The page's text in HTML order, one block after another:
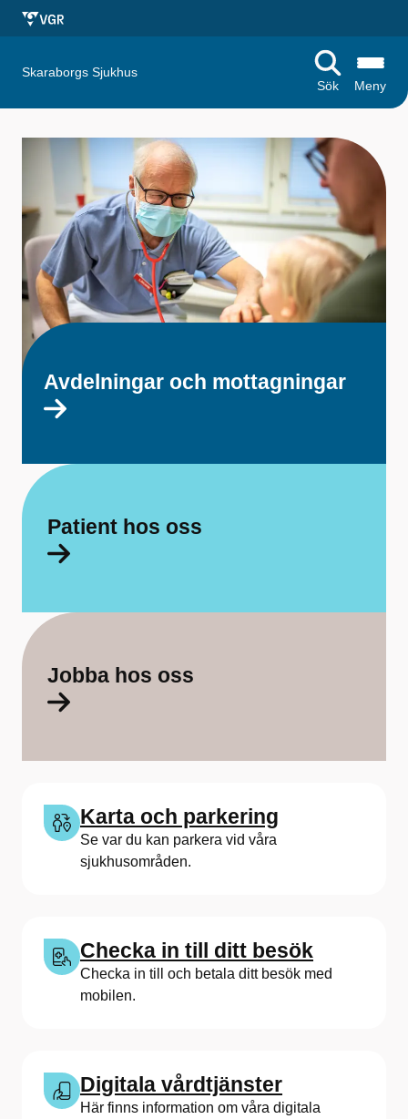
Skaraborgs Sjukhus
Sök
Meny
s
d
a
o
Avdelningar och mottagningar
Patient hos oss
Jobba hos oss
Karta och parkering
Se var du kan parkera vid våra
sjukhusområden.
Checka in till ditt besök
Checka in till och betala ditt besök med
mobilen.
Digitala vårdtjänster
Här finns information om våra digitala